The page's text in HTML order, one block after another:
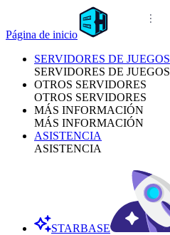
Página de inicio
SERVIDORES DE JUEGOS
SERVIDORES DE JUEGOS
OTROS SERVIDORES
OTROS SERVIDORES
MÁS INFORMACIÓN
MÁS INFORMACIÓN
ASISTENCIA
ASISTENCIA
STARBASE